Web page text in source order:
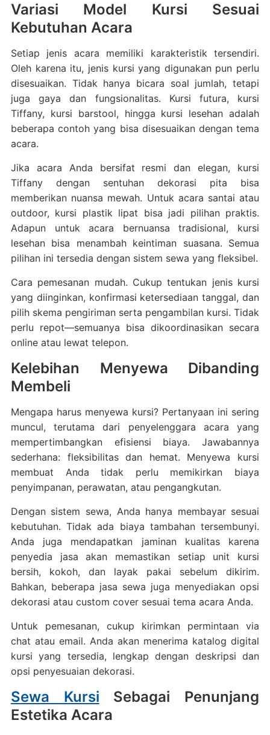
Variasi Model Kursi Sesuai
Kebutuhan Acara
Setiap jenis acara memiliki karakteristik tersendiri.
Oleh karena itu, jenis kursi yang digunakan pun perlu
disesuaikan. Tidak hanya bicara soal jumlah, tetapi
juga gaya dan fungsionalitas. Kursi futura, kursi
Tiffany, kursi barstool, hingga kursi lesehan adalah
beberapa contoh yang bisa disesuaikan dengan tema
acara.
Jika acara Anda bersifat resmi dan elegan, kursi
Tiffany dengan sentuhan dekorasi pita bisa
memberikan nuansa mewah. Untuk acara santai atau
outdoor, kursi plastik lipat bisa jadi pilihan praktis.
Adapun untuk acara bernuansa tradisional, kursi
lesehan bisa menambah keintiman suasana. Semua
pilihan ini tersedia dengan sistem sewa yang fleksibel.
Cara pemesanan mudah. Cukup tentukan jenis kursi
yang diinginkan, konfirmasi ketersediaan tanggal, dan
pilih skema pengiriman serta pengambilan kursi. Tidak
perlu repot—semuanya bisa dikoordinasikan secara
online atau lewat telepon.
Kelebihan Menyewa Dibanding
Membeli
Mengapa harus menyewa kursi? Pertanyaan ini sering
muncul, terutama dari penyelenggara acara yang
mempertimbangkan efisiensi biaya. Jawabannya
sederhana: fleksibilitas dan hemat. Menyewa kursi
membuat Anda tidak perlu memikirkan biaya
penyimpanan, perawatan, atau pengangkutan.
Dengan sistem sewa, Anda hanya membayar sesuai
kebutuhan. Tidak ada biaya tambahan tersembunyi.
Anda juga mendapatkan jaminan kualitas karena
penyedia jasa akan memastikan setiap unit kursi
bersih, kokoh, dan layak pakai sebelum dikirim.
Bahkan, beberapa jasa sewa juga menyediakan opsi
dekorasi atau custom cover sesuai tema acara Anda.
Untuk pemesanan, cukup kirimkan permintaan via
chat atau email. Anda akan menerima katalog digital
kursi yang tersedia, lengkap dengan deskripsi dan
opsi penyesuaian dekorasi.
Sewa Kursi Sebagai Penunjang
Estetika Acara